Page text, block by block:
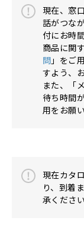
現在、窓
話がつな
付にお時
商品に関
問 」をご
すよう、
また、「
待ち時間
用をお願
現在カタ
り、到着
承ください